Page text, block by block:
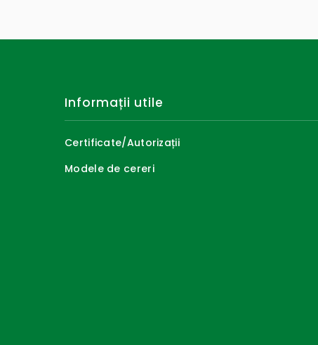
Informații utile
Certificate/Autorizații
Modele de cereri